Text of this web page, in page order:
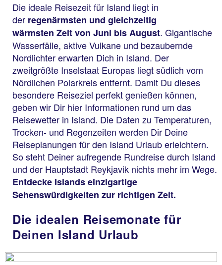
Die ideale Reisezeit für Island liegt in
der regenärmsten und gleichzeitig
wärmsten Zeit von Juni bis August. Gigantische
Wasserfälle, aktive Vulkane und bezaubernde
Nordlichter erwarten Dich in Island. Der
zweitgrößte Inselstaat Europas liegt südlich vom
Nördlichen Polarkreis entfernt. Damit Du dieses
besondere Reiseziel perfekt genießen können,
geben wir Dir hier Informationen rund um das
Reisewetter in Island. Die Daten zu Temperaturen,
Trocken- und Regenzeiten werden Dir Deine
Reiseplanungen für den Island Urlaub erleichtern.
So steht Deiner aufregende Rundreise durch Island
und der Hauptstadt Reykjavik nichts mehr im Wege.
Entdecke Islands einzigartige
Sehenswürdigkeiten zur richtigen Zeit.
Die idealen Reisemonate für
Deinen Island Urlaub